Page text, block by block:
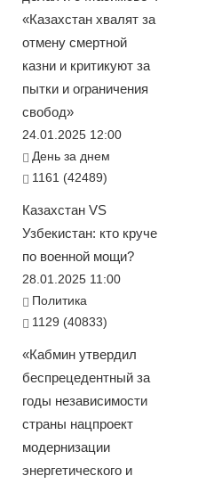
«Казахстан хвалят за
отмену смертной
казни и критикуют за
пытки и ограничения
свобод»
24.01.2025 12:00
День за днем
1161 (42489)
Казахстан VS
Узбекистан: кто круче
по военной мощи?
28.01.2025 11:00
Политика
1129 (40833)
«Кабмин утвердил
беспрецедентный за
годы независимости
страны нацпроект
модернизации
энергетического и